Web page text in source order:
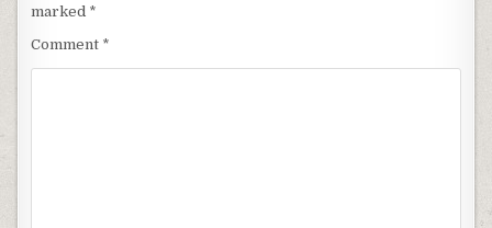
marked *
Comment *